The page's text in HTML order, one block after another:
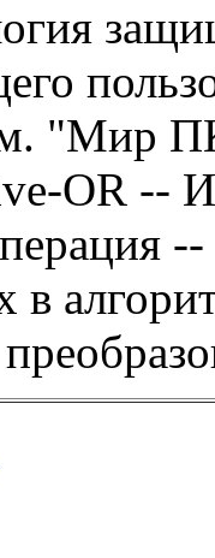
"Мир
OR --
в